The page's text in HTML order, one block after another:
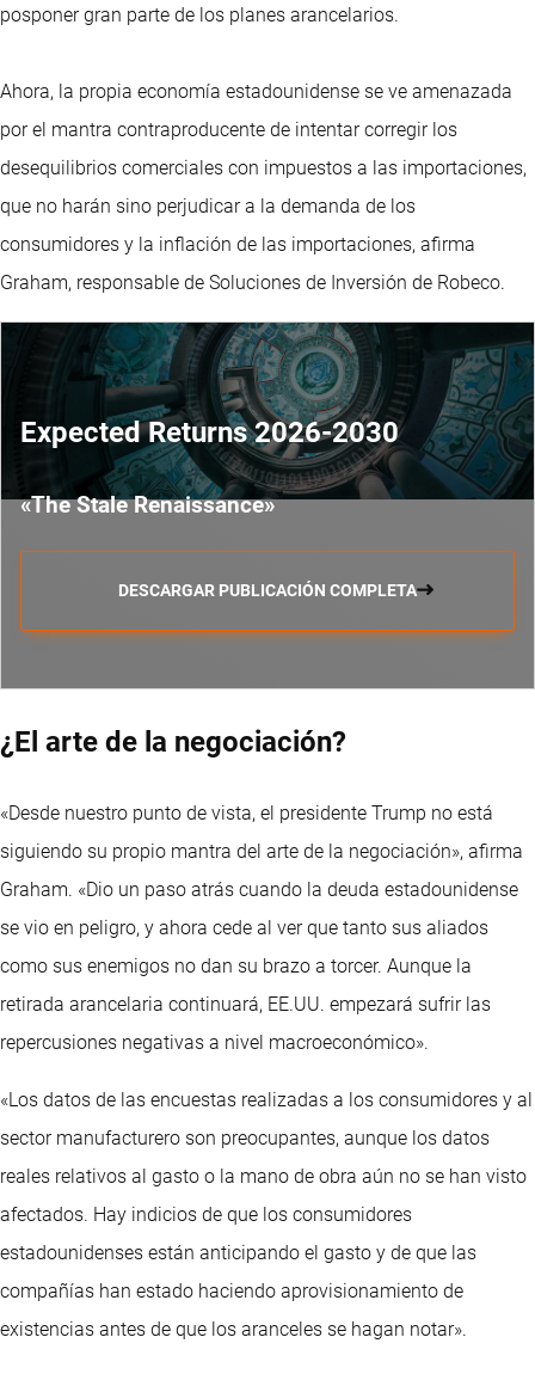
posponer gran parte de los planes arancelarios.
Ahora, la propia economía estadounidense se ve amenazada
por el mantra contraproducente de intentar corregir los
desequilibrios comerciales con impuestos a las importaciones,
que no harán sino perjudicar a la demanda de los
consumidores y la inflación de las importaciones, afirma
Graham, responsable de Soluciones de Inversión de Robeco.
Expected Returns 2026-2030
«The Stale Renaissance»
DESCARGAR PUBLICACIÓN COMPLETA
¿El arte de la negociación?
«Desde nuestro punto de vista, el presidente Trump no está
siguiendo su propio mantra del arte de la negociación», afirma
Graham. «Dio un paso atrás cuando la deuda estadounidense
se vio en peligro, y ahora cede al ver que tanto sus aliados
como sus enemigos no dan su brazo a torcer. Aunque la
retirada arancelaria continuará, EE.UU. empezará sufrir las
repercusiones negativas a nivel macroeconómico».
«Los datos de las encuestas realizadas a los consumidores y al
sector manufacturero son preocupantes, aunque los datos
reales relativos al gasto o la mano de obra aún no se han visto
afectados. Hay indicios de que los consumidores
estadounidenses están anticipando el gasto y de que las
compañías han estado haciendo aprovisionamiento de
existencias antes de que los aranceles se hagan notar».